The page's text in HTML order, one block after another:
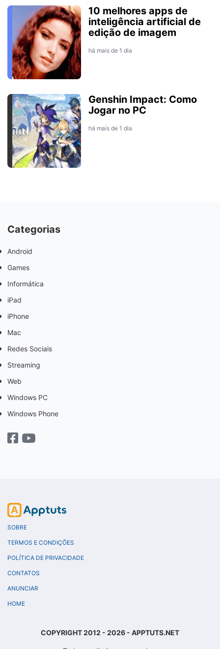
10 melhores apps de
inteligência artificial de
edição de imagem
há mais de 1 dia
Genshin Impact: Como
Jogar no PC
há mais de 1 dia
Categorias
Android
Games
Informática
iPad
iPhone
Mac
Redes Sociais
Streaming
Web
Windows PC
Windows Phone
SOBRE
TERMOS E CONDIÇÕES
POLÍTICA DE PRIVACIDADE
CONTATOS
ANUNCIAR
HOME
COPYRIGHT 2012 - 2026 - APPTUTS.NET